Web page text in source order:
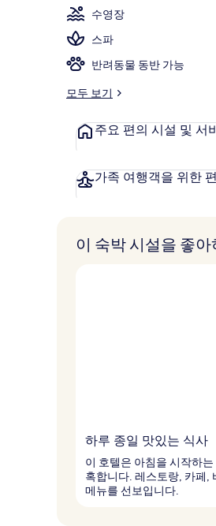
로
즈
의
사
수영장
스파
반려동물 동반 가능
모두 보기
주요 편의 시설 및 서
가족 여행객을 위한
이 숙박 시설을 좋
하루 종일 맛있는 식사
이 호텔은 아침을 시작하
혹합니다. 레스토랑, 카페,
메뉴를 선보입니다.